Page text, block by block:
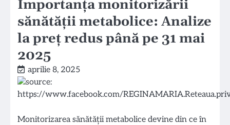
Importanța monitorizării
sănătății metabolice: Analize
la preț redus până pe 31 mai
2025
aprilie 8, 2025
Monitorizarea sănătății metabolice devine din ce în